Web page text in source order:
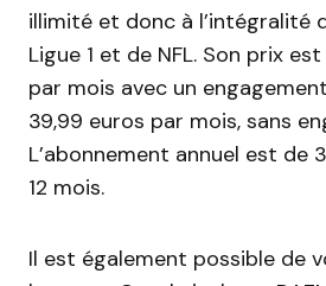
illimité et donc à l’intégralité
Ligue 1 et de NFL. Son prix
par mois avec un
39,99 euros par mois, sans
L’abonnement annuel est de
12 mois.
Il est également possible de